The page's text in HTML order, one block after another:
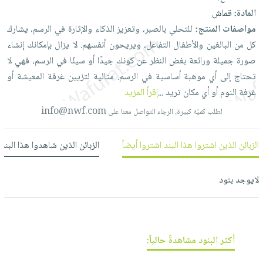
العناية
بالأسنان
الحمية
والتغذية
أدوات
المائدة
الأوعية
والتخزين
أدوات
المطبخ
الأكثر
مبيعاً
العودة
للمدارس
اكسسوارات
كتب
اكسسوارات
منزلية
اكسسوارات
ملابس
مطرزات
حقائب
عناية
بالذات
شحن
مجاني
بنود
مختارة
اشتراكات
كل
الاشتراكات
صندوق
القراءة
iKitab
بلا
بحث
نيل
عن
الشركة
حسابك
الأمنيات
المادة:قماش
مواصفات المنتج: للتحلي بالصبر، وتعزيزالذكاء والإثارة في الرسم، يشارك
كل من البالغين والأطفال التفاعل، ويريحونأنفسهم.لا يزال بإمكانكإنشاء
صورة جميلة ورائعة بغض النظرعنكونكجيدًاأو سيئًا في الرسم، فهيلا
تحتاجإلىأي موهبةأساسية في الرسم. مثالية لتزيينغرفة المعيشةأو
غرفة النومأوأي مكانتريد...إقرأ المزيد
لطلب كميّة كبيرة، الرجاء التواصل معنا علىinfo@nwf.com
الزبائن الذين اشتروا هذا البند اشتروا أيضاً الزبائن الذين شاهدوا هذا
لايوجد بنود
أكثر البنود مشاهدةً حالياً: